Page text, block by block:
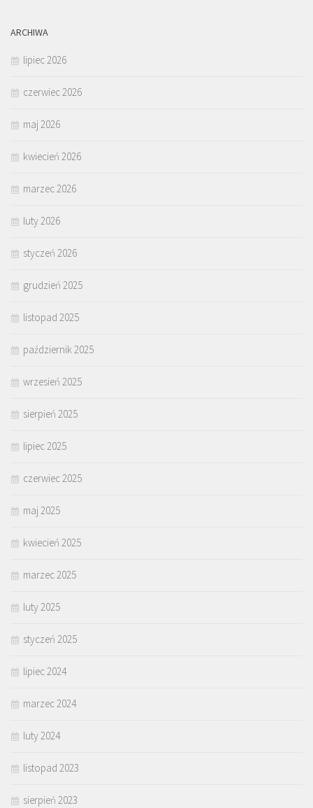
ARCHIWA
lipiec 2026
czerwiec 2026
maj 2026
kwiecień 2026
marzec 2026
luty 2026
styczeń 2026
grudzień 2025
listopad 2025
październik 2025
wrzesień 2025
sierpień 2025
lipiec 2025
czerwiec 2025
maj 2025
kwiecień 2025
marzec 2025
luty 2025
styczeń 2025
lipiec 2024
marzec 2024
luty 2024
listopad 2023
sierpień 2023